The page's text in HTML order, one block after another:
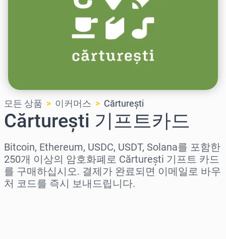
모든 상품 이커머스 Cărturești
Cărturești 기프트카드
Bitcoin, Ethereum, USDC, USDT, Solana를 포함한
250개 이상의 암호화폐로 Cărturești 기프트 카드
를 구매하십시오. 결제가 완료되면 이메일로 바우
처 코드를 즉시 보내드립니다.